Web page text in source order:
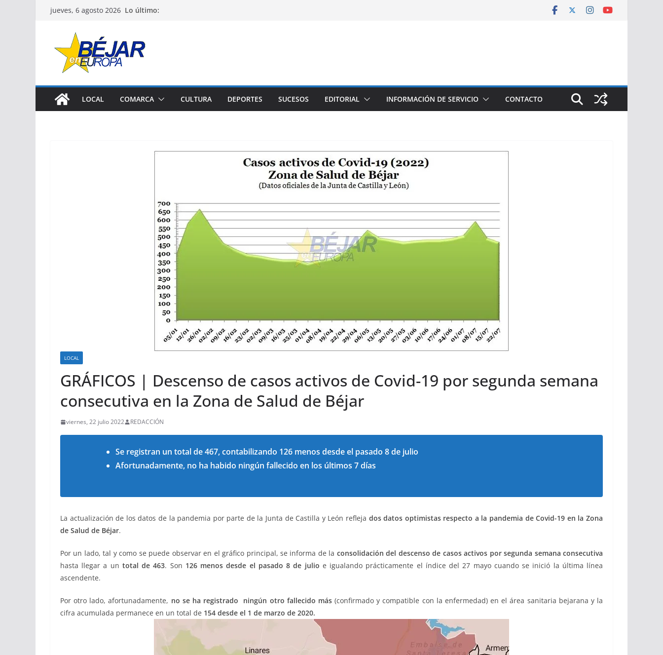
Saltarjueves, 6 agosto 2026 Lo último:
LOCAL COMARCA CULTURA DEPORTES SUCESOS EDITORIAL INFORMACIÓN DE SERVICIO CONTACTO
LOCAL
GRÁFICOS | Descenso de casos activos de Covid-19 por segunda semana
consecutiva en la Zona de Salud de Béjar
viernes, 22 julio 2022 REDACCIÓN
Se registran un total de 467, contabilizando 126 menos desde el pasado 8 de julio
Afortunadamente, no ha habido ningún fallecido en los últimos 7 días
La actualización de los datos de la pandemia por parte de la Junta de Castilla y León refleja dos datos optimistas respecto a la pandemia de Covid-19 en la Zona
de Salud de Béjar.
Por un lado, tal y como se puede observar en el gráfico principal, se informa de la consolidación del descenso de casos activos por segunda semana consecutiva
hasta llegar a un total de 463. Son 126 menos desde el pasado 8 de julio e igualando prácticamente el índice del 27 mayo cuando se inició la última línea
ascendente.
Por otro lado, afortunadamente, no se ha registrado ningún otro fallecido más(confirmado y compatible con la enfermedad) en el área sanitaria bejarana y la
cifra acumulada permanece en un total de 154 desde el 1 de marzo de 2020.